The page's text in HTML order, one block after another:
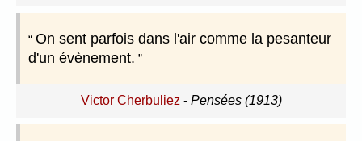
On sent parfois dans l'air comme la pesanteur
d'un évènement.
Victor Cherbuliez - Pensées (1913)